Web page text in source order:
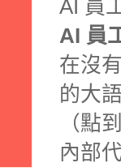
AI 員
AI 員
在沒
的大
（點
內部